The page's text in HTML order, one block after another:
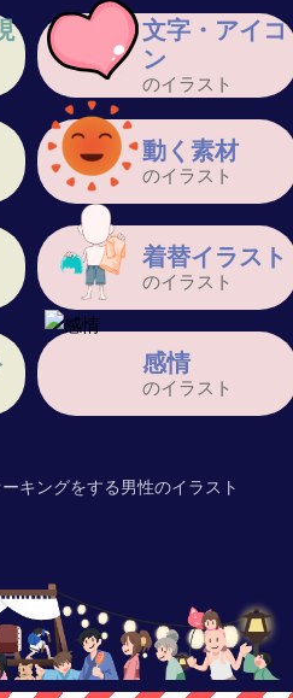
キングをする男性のイラスト
文字・アイコ
ン
のイラスト
動く素材
のイラスト
着替イラスト
のイラスト
感情
のイラスト